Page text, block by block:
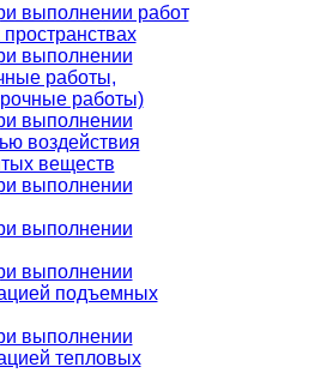
выполнении работ
выполнении
работы,
работы)
выполнении
воздействия
веществ
выполнении
выполнении
выполнении
подъемных
выполнении
тепловых